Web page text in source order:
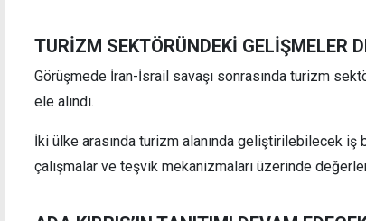
TURİZM SEKTÖRÜNDEKİ GELİŞMELER
Görüşmede İran-İsrail savaşı sonrasında turizm
ele alındı.
İki ülke arasında turizm alanında geliştirilebilecek
çalışmalar ve teşvik mekanizmaları üzerinde
girişimlere sessiz kalmayacağız"